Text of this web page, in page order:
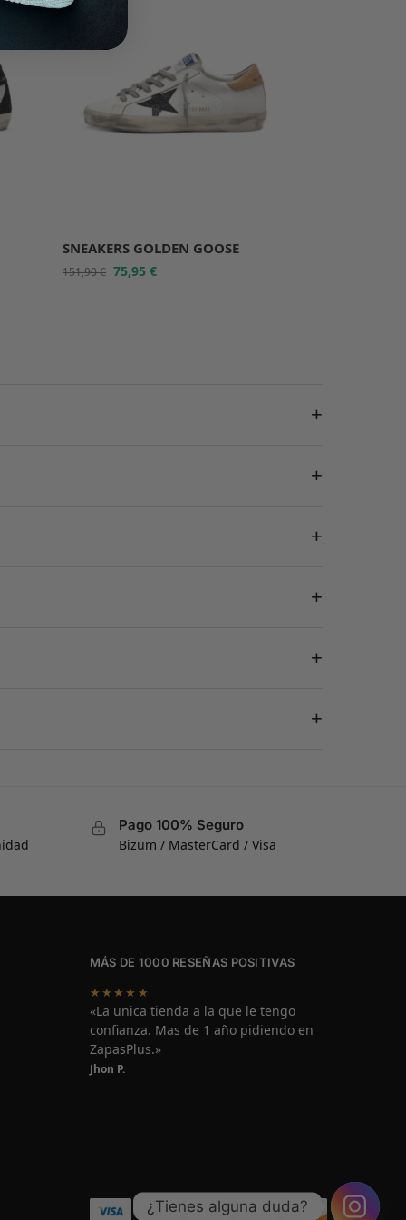
SNEAKERS GOLDEN GOOSE
151,90€ 75,95€
+
+
+
+
+
+
Pago 100% Seguro
Bizum / MasterCard / Visa
MÁS DE 1000 RESEÑAS POSITIVAS
★★★★★
«La unica tienda a la que le tengo
confianza. Mas de 1 año pidiendo en
ZapasPlus.»
Jhon P.
¿Tienes alguna duda?